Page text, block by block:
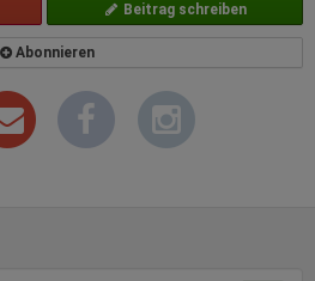
Beitrag schreiben
Abonnieren